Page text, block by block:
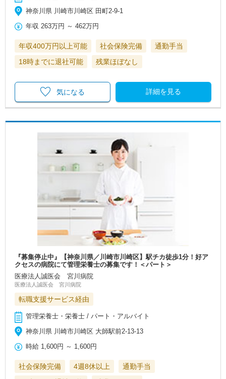
神奈川県 川崎市川崎区 田町2-9-1
年収 263万円 ～462万円
年収400万円以上可能 社会保険完備
通勤手当
18時までに退社可能
残業ほぼなし
詳細を見る
気になる
『募集停止中』【神奈川県／川崎市川崎区】駅チカ徒歩1分！好ア
クセスの病院にて管理栄養士の募集です！＜パート＞
医療法人誠医会 宮川病院
医療法人誠医会 宮川病院
転職支援サービス経由
管理栄養士・栄養士 / パート・アルバイト
神奈川県 川崎市川崎区 大師駅前2-13-13
時給 1,600円 ～ 1,600円
社会保険完備 4週8休以上
通勤手当